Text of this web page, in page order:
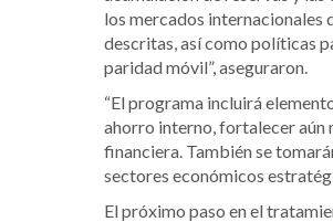
los mercados internacionales
descritas, así como políticas
paridad móvil”, aseguraron.
“El programa incluirá
ahorro interno, fortalecer aún
financiera. También se
sectores económicos
El próximo paso en el